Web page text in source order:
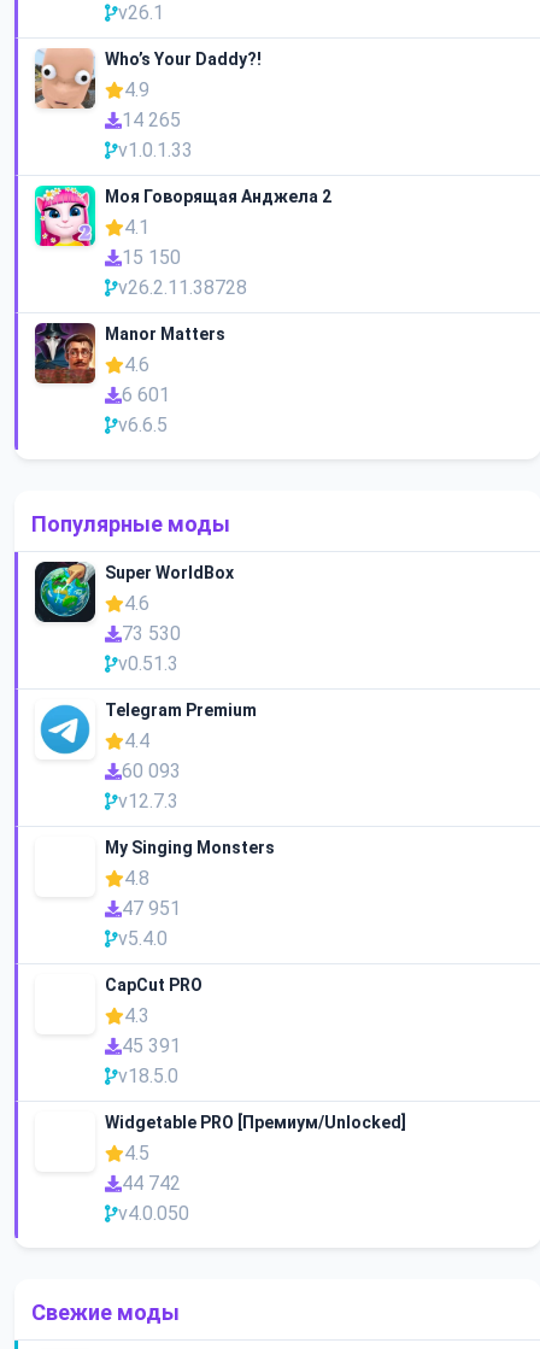
v26.1
Who’s Your Daddy?!
4.9
14 265
v1.0.1.33
Моя Говорящая Анджела 2
4.1
15 150
v26.2.11.38728
Manor Matters
4.6
6 601
v6.6.5
Популярные моды
Super WorldBox
4.6
73 530
v0.51.3
Telegram Premium
4.4
60 093
v12.7.3
My Singing Monsters
4.8
47 951
v5.4.0
CapCut PRO
4.3
45 391
v18.5.0
Widgetable PRO [Премиум/Unlocked]
4.5
44 742
v4.0.050
Свежие моды